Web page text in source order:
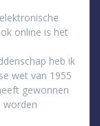
online is het
heb ik
wet van 1955
gewonnen
worden